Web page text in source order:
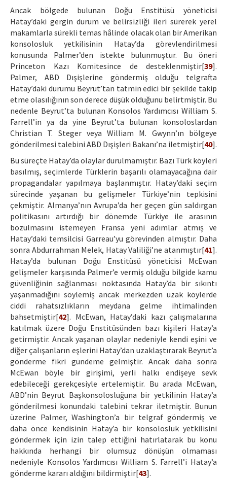
Ancak bölgede bulunan Doğu Enstitüsü yöneticisi
Hatay’daki gergin durum ve belirsizliği ileri sürerek yerel
makamlarla sürekli temas hâlinde olacak olan bir Amerikan
konsolosluk yetkilisinin Hatay’da görevlendirilmesi
konusunda Palmer’den istekte bulunmuştur. Bu öneri
Princeton Kazı Komitesince de desteklenmiştir[39].
Palmer, ABD Dışişlerine göndermiş olduğu telgrafta
Hatay’daki durumu Beyrut’tan tatmin edici bir şekilde takip
etme olasılığının son derece düşük olduğunu belirtmiştir. Bu
nedenle Beyrut’ta bulunan Konsolos Yardımcısı William S.
Farrell’in ya da yine Beyrut’ta bulunan konsoloslardan
Christian T. Steger veya William M. Gwynn’ın bölgeye
gönderilmesi talebini ABD Dışişleri Bakanı’na iletmiştir[40].
Bu süreçte Hatay’da olaylar durulmamıştır. Bazı Türk köyleri
basılmış, seçimlerde Türklerin başarılı olamayacağına dair
propagandalar yapılmaya başlanmıştır. Hatay’daki seçim
sürecinde yaşanan bu gelişmeler Türkiye’nin tepkisini
çekmiştir. Almanya’nın Avrupa’da her geçen gün saldırgan
politikasını artırdığı bir dönemde Türkiye ile arasının
bozulmasını istemeyen Fransa yeni adımlar atmış ve
Hatay’daki temsilcisi Garreau’yu görevinden almıştır. Daha
sonra Abdurrahman Melek, Hatay Valiliği’ne atanmıştır[41].
Hatay’da bulunan Doğu Enstitüsü yöneticisi McEwan
gelişmeler karşısında Palmer’e vermiş olduğu bilgide kamu
güvenliğinin sağlanması noktasında Hatay’da bir sıkıntı
yaşanmadığını söylemiş ancak merkezden uzak köylerde
ciddi rahatsızlıkların meydana gelme ihtimalinden
bahsetmiştir[42]. McEwan, Hatay’daki kazı çalışmalarına
katılmak üzere Doğu Enstitüsünden bazı kişileri Hatay’a
getirmiştir. Ancak yaşanan olaylar nedeniyle kendi eşini ve
diğer çalışanların eşlerini Hatay’dan uzaklaştırarak Beyrut’a
gönderme fikri gündeme gelmiştir. Ancak daha sonra
McEwan böyle bir girişimi, yerli halkı endişeye sevk
edebileceği gerekçesiyle ertelemiştir. Bu arada McEwan,
ABD’nin Beyrut Başkonsolosluğuna bir yetkilinin Hatay’a
gönderilmesi konundaki talebini tekrar iletmiştir. Bunun
üzerine Palmer, Washington’a bir telgraf göndermiş ve
daha önce kendisinin Hatay’a bir konsolosluk yetkilisini
göndermek için izin talep ettiğini hatırlatarak bu konu
hakkında herhangi bir olumsuz dönüşün olmaması
nedeniyle Konsolos Yardımcısı William S. Farrell’i Hatay’a
gönderme kararı aldığını bildirmiştir[43].